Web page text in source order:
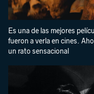
Es una de las mejores
fueron a verla en cines.
un rato sensacional